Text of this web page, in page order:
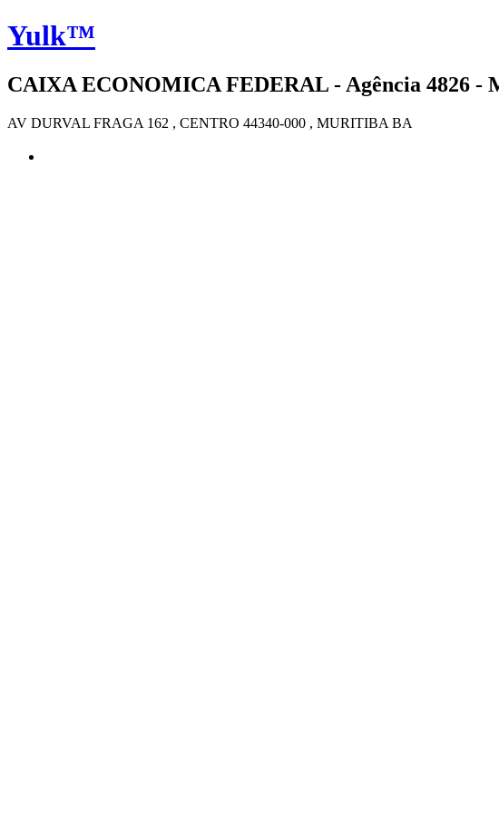
Yulk™
CAIXA ECONOMICA FEDERAL - Agência 4826 -
AV DURVAL FRAGA 162 , CENTRO 44340-000 , MURITIBA BA